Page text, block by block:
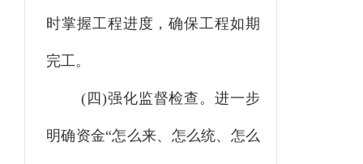
时掌握工程进度，确保工程如期
完工。
(四)强化监督检查。进一步
明确资金“怎么来、怎么统、怎么